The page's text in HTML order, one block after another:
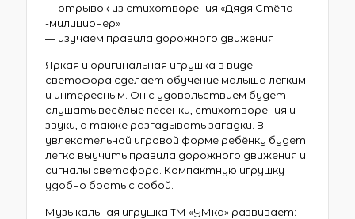
— отрывок из стихотворения «Дядя Стёпа
-милиционер»
— изучаем правила дорожного движения
Яркая и оригинальная игрушка в виде
светофора сделает обучение малыша лёгким
и интересным. Он с удовольствием будет
слушать весёлые песенки, стихотворения и
звуки, а также разгадывать загадки. В
увлекательной игровой форме ребёнку будет
легко выучить правила дорожного движения и
сигналы светофора. Компактную игрушку
удобно брать с собой.
Музыкальная игрушка ТМ «УМка» развивает: